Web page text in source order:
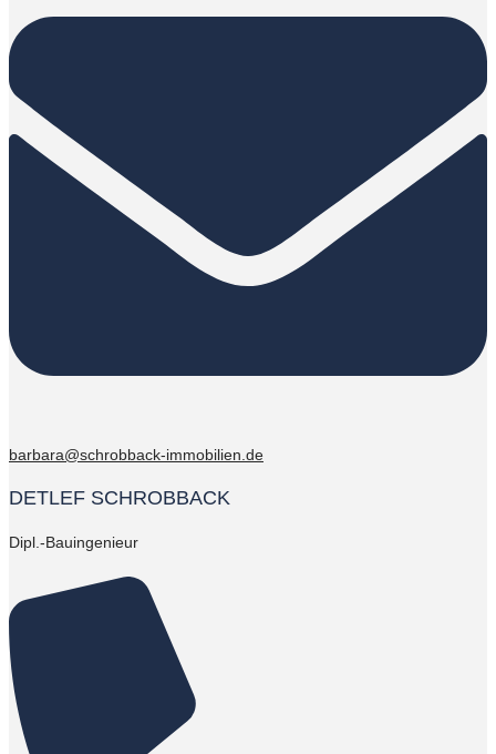
barbara@schrobback-immobilien.de
DETLEF SCHROBBACK
Dipl.-Bauingenieur